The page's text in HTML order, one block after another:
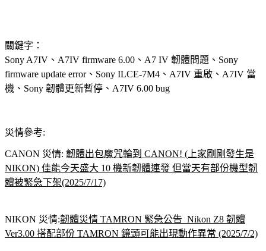
關鍵字：
Sony A7IV、A7IV firmware 6.00、A7 IV 韌體問題、Sony
firmware update error、Sony ILCE-7M4、A7IV 重啟、A7IV 當
機、Sony 韌體更新暫停、A7IV 6.00 bug
災情參考:
CANON 災情: 韌體出包魔咒輪到 CANON! (上家剛剛發生是
NIKON) 佳能今天盛大 10 機新韌體連發 但當天有部份機型韌
體被緊急下架(2025/7/17)
NIKON 災情:韌體災情 TAMRON 緊急公告 Nikon Z8 韌體
Ver3.00 搭配部份 TAMRON 鏡頭可能出現動作異常 (2025/7/2)